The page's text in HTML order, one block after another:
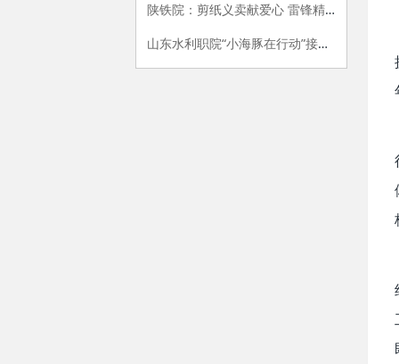
陕铁院：剪纸义卖献爱心 雷锋精神放光芒
山东水利职院“小海豚在行动”接力传递三周年